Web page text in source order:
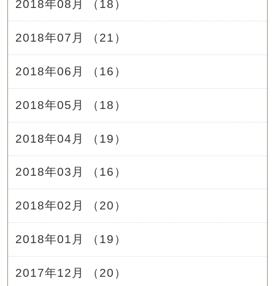
2018年08月 （18）
2018年07月 （21）
2018年06月 （16）
2018年05月 （18）
2018年04月 （19）
2018年03月 （16）
2018年02月 （20）
2018年01月 （19）
2017年12月 （20）